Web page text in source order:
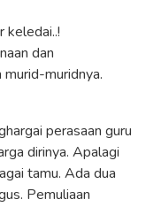
keledai..!
dan
muridnya.
perasaan guru
dirinya. Apalagi
tamu. Ada dua
Pemuliaan